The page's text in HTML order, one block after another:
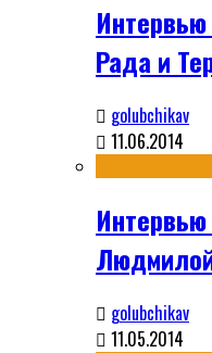
Рада и
golubchikav
11.06.2014
golubchikav
11.05.2014